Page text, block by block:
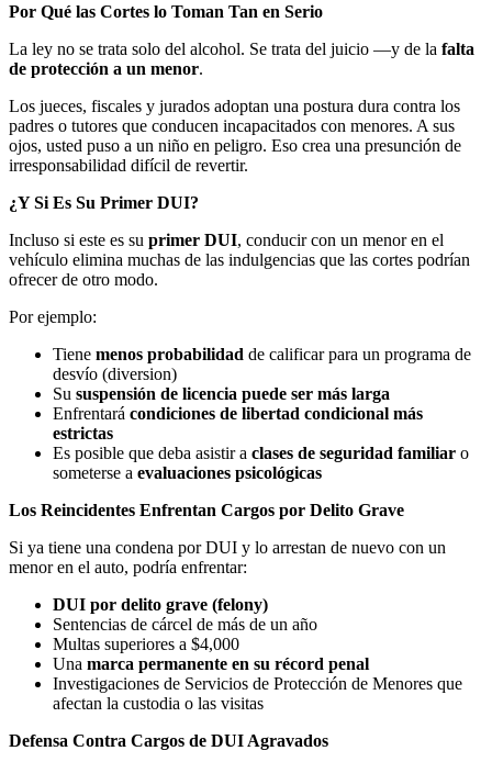
Por Qué las Cortes lo Toman Tan en Serio
La ley no se trata solo del alcohol. Se trata del juicio —y de la falta
de protección a un menor.
Los jueces, fiscales y jurados adoptan una postura dura contra los
padres o tutores que conducen incapacitados con menores. A sus
ojos, usted puso a un niño en peligro. Eso crea una presunción de
irresponsabilidad difícil de revertir.
¿Y Si Es Su Primer DUI?
Incluso si este es su primer DUI, conducir con un menor en el
vehículo elimina muchas de las indulgencias que las cortes podrían
ofrecer de otro modo.
Por ejemplo:
Tiene menos probabilidad de calificar para un programa de
desvío (diversion)
Su suspensión de licencia puede ser más larga
Enfrentará condiciones de libertad condicional más
estrictas
Es posible que deba asistir a clases de seguridad familiar o
someterse a evaluaciones psicológicas
Los Reincidentes Enfrentan Cargos por Delito Grave
Si ya tiene una condena por DUI y lo arrestan de nuevo con un
menor en el auto, podría enfrentar:
DUI por delito grave (felony)
Sentencias de cárcel de más de un año
Multas superiores a $4,000
Una marca permanente en su récord penal
Investigaciones de Servicios de Protección de Menores que
afectan la custodia o las visitas
Defensa Contra Cargos de DUI Agravados